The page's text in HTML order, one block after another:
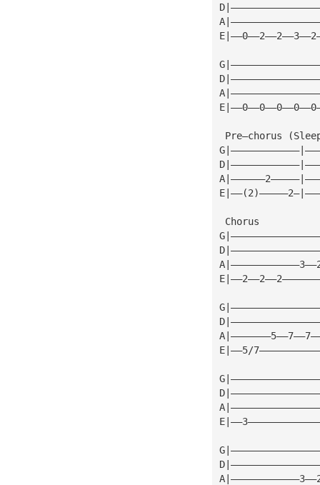
Pre—chorus
Chorus
E|——5/